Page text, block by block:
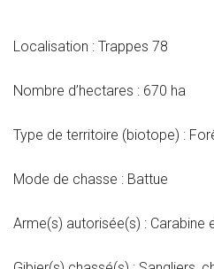
Localisation : Trappes 78
Nombre d’hectares : 670 ha
Type de territoire (biotope) :
Mode de chasse : Battue
Arme(s) autorisée(s) : Carabine